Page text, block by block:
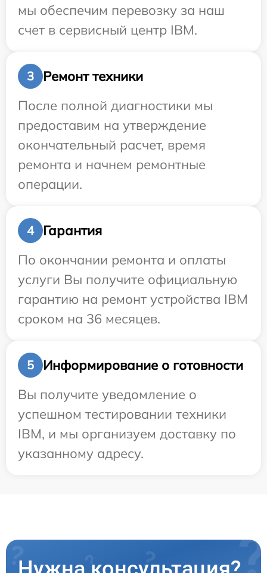
мы обеспечим перевозку за наш
счет в сервисный центр IBM.
3
Ремонт техники
После полной диагностики мы
предоставим на утверждение
окончательный расчет, время
ремонта и начнем ремонтные
операции.
4
Гарантия
По окончании ремонта и оплаты
услуги Вы получите официальную
гарантию на ремонт устройства IBM
сроком на 36 месяцев.
5
Информирование о готовности
Вы получите уведомление о
успешном тестировании техники
IBM, и мы организуем доставку по
указанному адресу.